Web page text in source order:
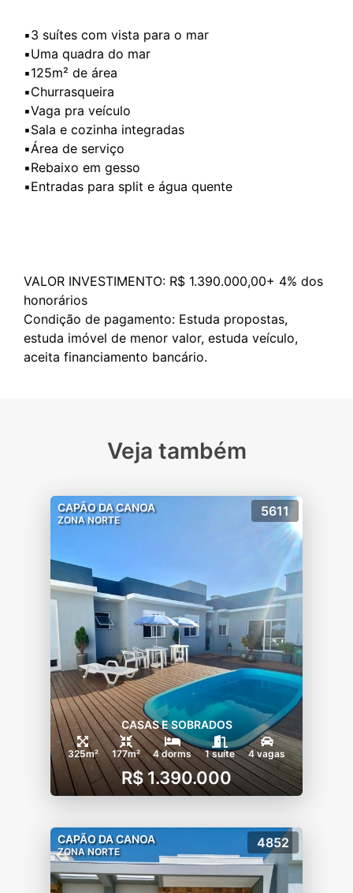
▪️3 suítes com vista para o mar
▪️Uma quadra do mar
▪️125m² de área
▪️Churrasqueira
▪️Vaga pra veículo
▪️Sala e cozinha integradas
▪️Área de serviço
▪️Rebaixo em gesso
▪️Entradas para split e água quente
VALOR INVESTIMENTO: R$ 1.390.000,00+ 4% dos
honorários
Condição de pagamento: Estuda propostas,
estuda imóvel de menor valor, estuda veículo,
Veja também
CAPÃO DA CANOA
ZONA NORTE
5611
CASAS E SOBRADOS
325m² 177m² 4 dorms 1 suíte 4 vagas
R$ 1.390.000
CAPÃO DA CANOA
ZONA NORTE
4852